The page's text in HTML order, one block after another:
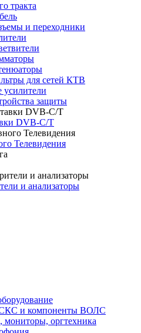
тракта
и переходники
для сетей КТВ
защиты
DVB-C/T
Телевидения
и анализаторы
СКС и компоненты ВОЛС
оргтехника